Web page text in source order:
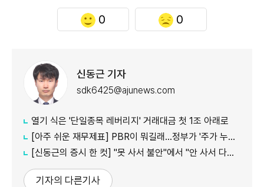
0 0
신동근 기자
sdk6425@ajunews.com
열기 식은 '단일종목 레버리지' 거래대금 첫 1조 아래로
[아주 쉬운 재무제표] PBR이 뭐길래…정부가 '주가 누르기'에 칼 빼든 이유
[신동근의 증시 한 컷] "못 사서 불안"에서 "안 사서 다행"으로…증시 덮친 '조모'
기자의 다른기사